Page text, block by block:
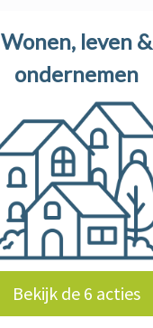
Wonen, leven &
ondernemen
Bekijk de 6 acties